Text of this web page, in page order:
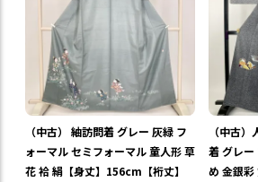
（中古） 紬訪問着 グレー 灰緑 フ
ォーマル セミフォーマル 童人形 草
花 袷 絹【身丈】156cm【裄丈】
（中古
着 グレー
め 金銀彩